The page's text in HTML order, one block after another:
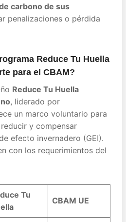
carbono de sus
penalizaciones o pérdida
Reduce Tu Huella
para el CBAM?
Reduce Tu Huella
, liderado por
un marco voluntario para
y compensar
efecto invernadero (GEI).
con los requerimientos del
Tu
CBAM UE